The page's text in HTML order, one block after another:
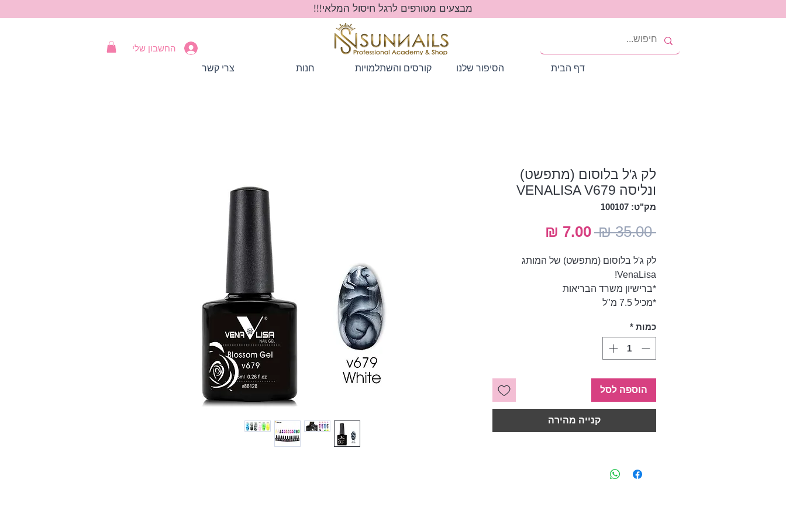
מבצעים מטורפים לרגל חיסול המלאי!!!
החשבון שלי
צרי קשר חנות קורסים והשתלמויות הסיפור שלנו דף הבית
לק ג'ל בלוסום (מתפשט)
ונליסה VENALISA V679
מק"ט: 100107
‏35.00 ‏₪
מחיר
לק ג'ל בלוסום (מתפשט) של המותג
VenaLisa!
*ברישיון משרד הבריאות
*מכיל 7.5 מ"ל
כמות *
הוספה לסל
קנייה מהירה